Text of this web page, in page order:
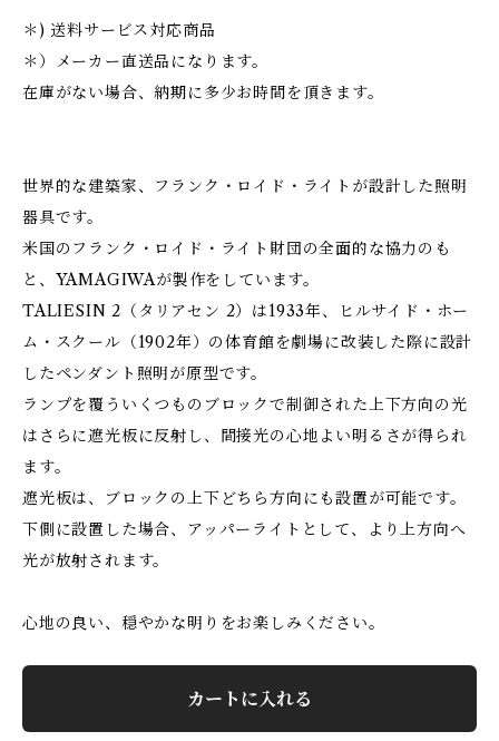
＊) 送料サービス対応商品
＊）メーカー直送品になります。
在庫がない場合、納期に多少お時間を頂きます。
世界的な建築家、フランク・ロイド・ライトが設計した照明
器具です。
米国のフランク・ロイド・ライト財団の全面的な協力のも
と、YAMAGIWAが製作をしています。
TALIESIN 2（タリアセン 2）は1933年、ヒルサイド・ホー
ム・スクール（1902年）の体育館を劇場に改装した際に設計
したペンダント照明が原型です。
ランプを覆ういくつものブロックで制御された上下方向の光
はさらに遮光板に反射し、間接光の心地よい明るさが得られ
ます。
遮光板は、ブロックの上下どちら方向にも設置が可能です。
下側に設置した場合、アッパーライトとして、より上方向へ
光が放射されます。
心地の良い、穏やかな明りをお楽しみください。
カートに入れる